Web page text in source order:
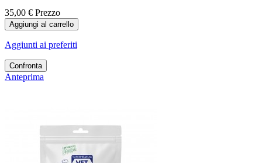
35,00 € Prezzo
Aggiungi al carrello
Aggiunti ai preferiti
Confronta
Anteprima